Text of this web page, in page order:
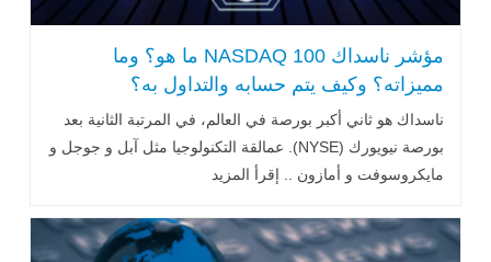
مؤشر ناسداك NASDAQ 100 ما هو؟ وما
مميزاته؟ وكيف يتم حسابه والتداول به؟
ناسداك هو ثاني أكبر بورصة في العالم، في المرتبة الثانية بعد
بورصة نيويورك (NYSE). عمالقة التكنولوجيا مثل آبل و جوجل و
مايكروسوفت و أمازون .. إقرأ المزيد